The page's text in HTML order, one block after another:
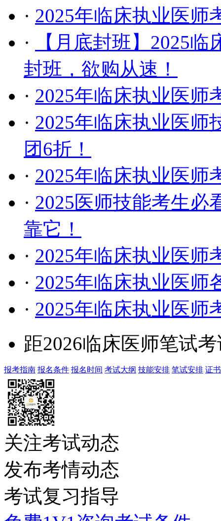
· 2025年临床执业医师
·
【月底封班】2025
封班，欲购从速！
· 2025年临床执业医师
· 2025年临床执业医师
团6折！
· 2025年临床执业医师
· ​2025医师技能考生必
靠它！
· 2025年临床执业医师
· 2025年临床执业医师
· 2025年临床执业医师
距2026临床医师笔试
报考指南 报名条件 报名时间 考试大纲 技能安排 笔试安排 证
关注考试动态
发布考情动态
考试复习指导